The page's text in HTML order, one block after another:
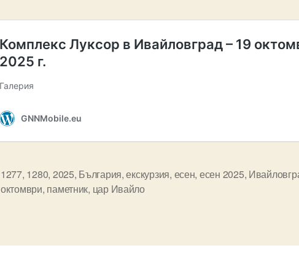
1277, 1280, 2025, България,екскурзия, есен, есен 2025,
октомври, паметник, цар Ивайло